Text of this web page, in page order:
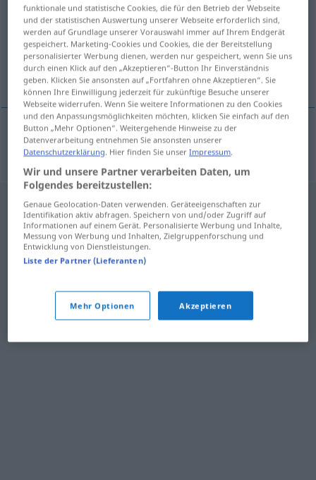
Übersicht aller Übersetzungen
(Für mehr Details die Übersetzung anklicken/antippen)
Schwindel
Schwindelm fup
funktionale und statistische Cookies, die für den Betrieb der Webseite
und der statistischen Auswertung unserer Webseite erforderlich sind,
werden auf Grundlage unserer Vorauswahl immer auf Ihrem Endgerät
gespeichert. Marketing-Cookies und Cookies, die der Bereitstellung
personalisierter Werbung dienen, werden nur gespeichert, wenn Sie uns
durch einen Klick auf den „Akzeptieren“-Button Ihr Einverständnis
geben. Klicken Sie ansonsten auf „Fortfahren ohne Akzeptieren“. Sie
können Ihre Einwilligung jederzeit für zukünftige Besuche unserer
Webseite widerrufen. Wenn Sie weitere Informationen zu den Cookies
und den Anpassungsmöglichkeiten möchten, klicken Sie einfach auf den
Button „Mehr Optionen“. Weitergehende Hinweise zu der
Datenverarbeitung entnehmen Sie ansonsten unserer
Datenschutzerklärung. Hier finden Sie unserImpressum.
Wir und unsere Partner verarbeiten Daten, um
Folgendes bereitzustellen:
Genaue Geolocation-Daten verwenden. Geräteeigenschaften zur
Identifikation aktiv abfragen. Speichern von und/oder Zugriff auf
Informationen auf einem Gerät. Personalisierte Werbung und Inhalte,
Messung von Werbung und Inhalten, Zielgruppenforschung und
Entwicklung von Dienstleistungen.
Liste der Partner (Lieferanten)
Mehr Optionen Akzeptieren